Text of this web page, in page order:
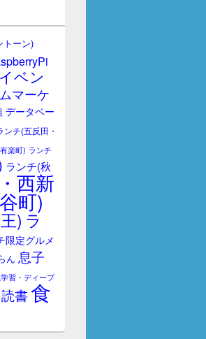
トーン)
イベン
マーケ
データベー
ンチ(五反田・
楽町) ランチ
ランチ(秋
西新
町)
) ラ
限定グルメ
ん 息子
習・ディープ
読書食